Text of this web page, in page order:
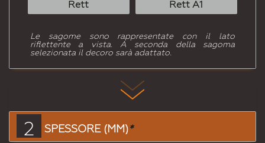
Rett Rett A1
Le sagome sono rappresentate con il lato
riflettente a vista. A seconda della sagoma
selezionata il decoro sarà adattato.
2 SPESSORE (MM)*